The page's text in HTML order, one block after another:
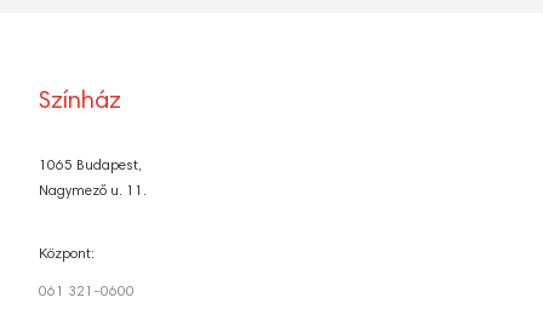
Színház
1065 Budapest,
Nagymező u. 11.
Központ:
061 321-0600